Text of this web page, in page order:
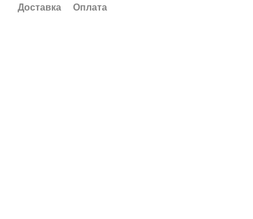
Доставка Оплата